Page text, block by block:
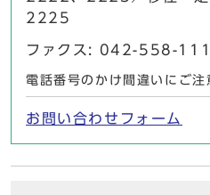
2225
ファクス: 042-558-
電話番号のかけ間違いにご注
お問い合わせフォーム